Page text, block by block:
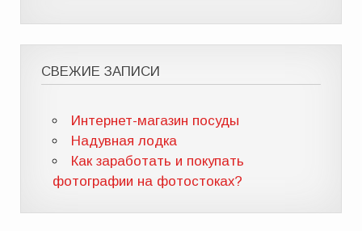
СВЕЖИЕ ЗАПИСИ
Интернет-магазин посуды
Надувная лодка
Как заработать и покупать
фотографии на фотостоках?